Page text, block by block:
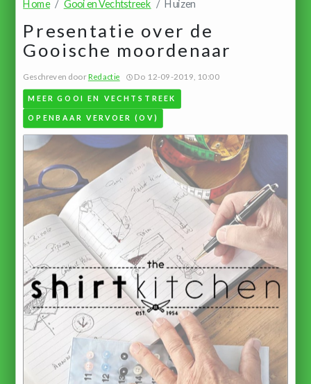
Home Gooi en Vechtstreek Huizen
Presentatie over de
Gooische moordenaar
Geschreven doorRedactie Do 12-09-2019, 10:00
MEER GOOI EN VECHTSTREEK
OPENBAAR VERVOER (OV)